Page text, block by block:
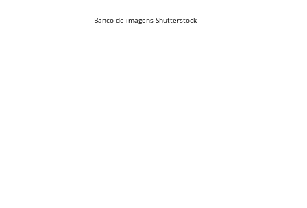
Banco de imagens Shutterstock